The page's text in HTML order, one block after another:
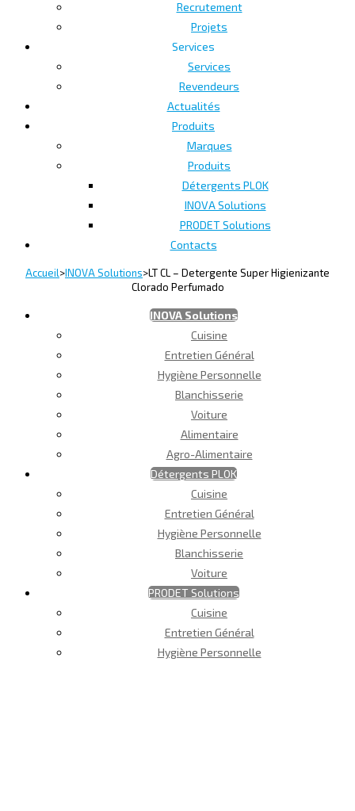
Recrutement
Projets
Services
Services
Revendeurs
Actualités
Produits
Marques
Produits
Détergents PLOK
INOVA Solutions
PRODET Solutions
Contacts
Accueil>INOVA Solutions>LT CL – Detergente Super Higienizante
Clorado Perfumado
INOVA Solutions
Cuisine
Entretien Général
Hygiène Personnelle
Blanchisserie
Voiture
Alimentaire
Agro-Alimentaire
Détergents PLOK
Cuisine
Entretien Général
Hygiène Personnelle
Blanchisserie
Voiture
PRODET Solutions
Cuisine
Entretien Général
Hygiène Personnelle